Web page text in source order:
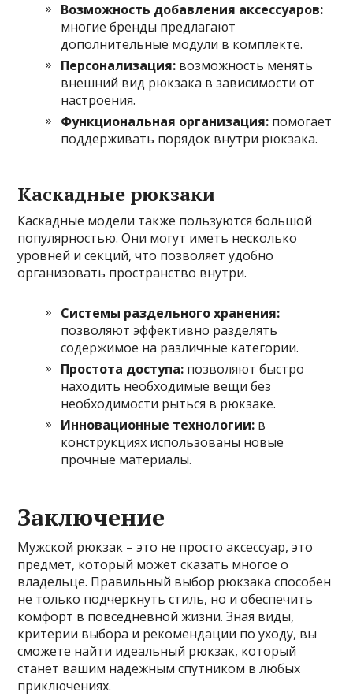
Возможность добавления аксессуаров:
многие бренды предлагают
дополнительные модули в комплекте.
Персонализация: возможность менять
внешний вид рюкзака в зависимости от
настроения.
Функциональная организация: помогает
поддерживать порядок внутри рюкзака.
Каскадные рюкзаки
Каскадные модели также пользуются большой
популярностью. Они могут иметь несколько
уровней и секций, что позволяет удобно
организовать пространство внутри.
Системы раздельного хранения:
позволяют эффективно разделять
содержимое на различные категории.
Простота доступа: позволяют быстро
находить необходимые вещи без
необходимости рыться в рюкзаке.
Инновационные технологии: в
конструкциях использованы новые
прочные материалы.
Заключение
Мужской рюкзак – это не просто аксессуар, это
предмет, который может сказать многое о
владельце. Правильный выбор рюкзака способен
не только подчеркнуть стиль, но и обеспечить
комфорт в повседневной жизни. Зная виды,
критерии выбора и рекомендации по уходу, вы
сможете найти идеальный рюкзак, который
станет вашим надежным спутником в любых
приключениях.